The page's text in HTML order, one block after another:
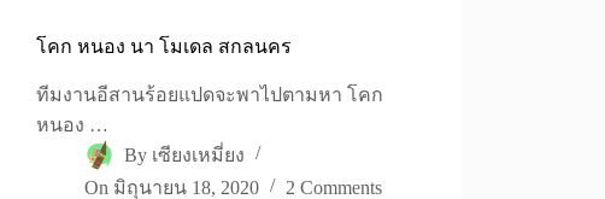
โคก หนอง นา โมเดล สกลนคร
ทีมงานอีสานร้อยแปดจะพาไปตามหา โคก
หนอง …
By เซียงเหมี่ยง
On มิถุนายน 18, 2020 2 Comments